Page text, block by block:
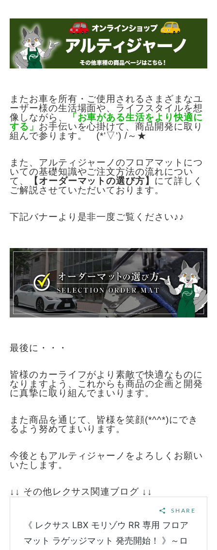
またお車を所有・ご使用されるさまざまなユ
ーザー様の生活場面や、 ライフスタイルを想
像しながら、
「お車がある生活をより快適に
する 」 お手伝いを心掛けて、商品開発に取り
組んで参ります。 (*’▽’) /～★
また、アルティジャーノのフロアマットにつ
いての基礎知識やご注文方法の流れについ
て、
【オーダーマットの選び方】 にて詳しく
ご解説させていただいております。
下記バナーより是非一度ご覧ください♪♪
最後に・・・
皆様のカーライフがより素敵で快適なものに
なりますよう、
これからも商品の企画と開発
に真摯に取り組んでまいります。
また商品を通じて、皆様を笑顔(*^^*)にでき
るよう努めてまいります。
今後ともアルティジャーノをよろしくお願い
いたします。
↓↓ その他レクサス関連ブログ ↓↓